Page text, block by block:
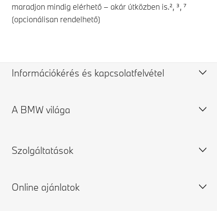
maradjon mindig elérhető – akár útközben is.², ³, ⁷
(opcionálisan rendelhető)
Információkérés és kapcsolatfelvétel
Ügyfélszolgálat
Ajánlatkérés
Biztonsági visszahívások és műszaki akciók
A BMW világa
BMW Karrier
Szolgáltatások
Szervizidőpont-foglalás
Online ajánlatok